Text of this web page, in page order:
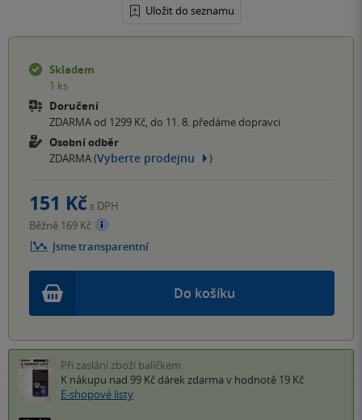
Uložit do seznamu
Skladem
1 ks
Doručení
ZDARMA od 1299 Kč, do 11. 8. předáme dopravci
Osobní odběr
ZDARMA (Vyberte prodejnu )
Do košíku
151 Kč s DPH
Běžně 169 Kč
Jsme transparentní
Při zaslání zboží balíčkem
K nákupu nad 99 Kč dárek zdarma v hodnotě 19 Kč
E-shopové listy